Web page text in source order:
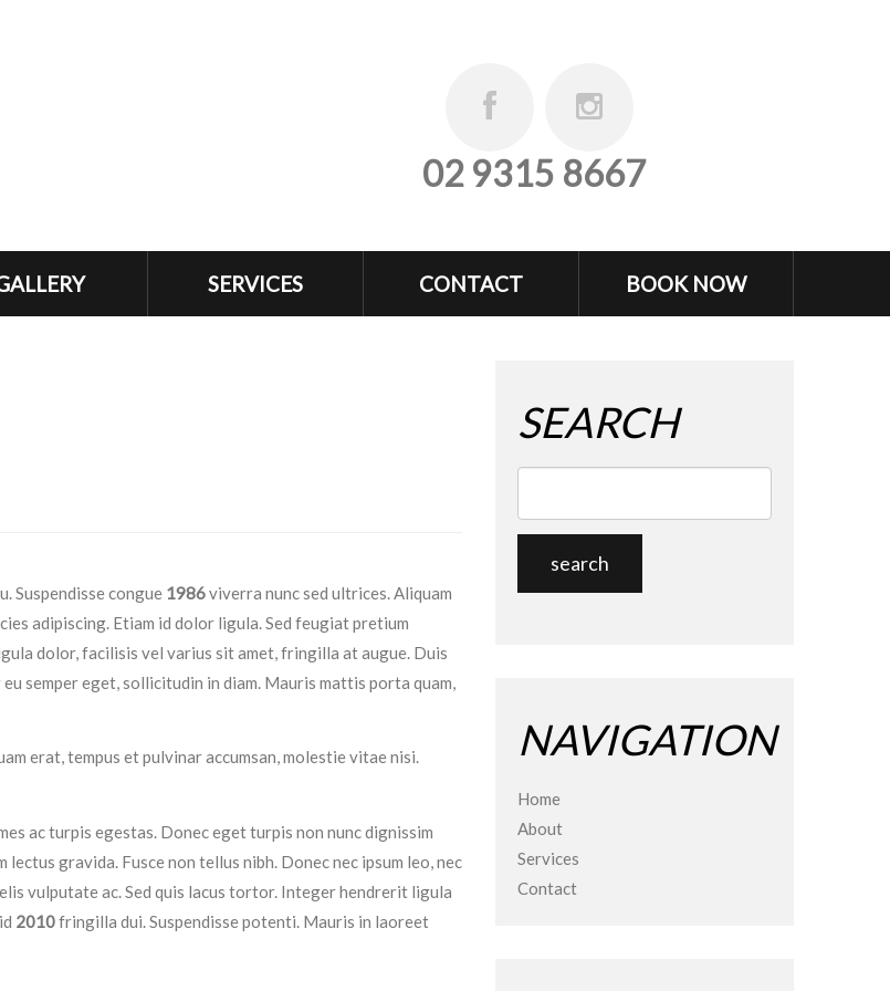
02 9315 8667
SERVICES CONTACT BOOK NOW
Suspendisse congue 1986viverra nunc sed ultrices. Aliquam
adipiscing. Etiam id dolor ligula. Sed feugiat pretium
dolor, facilisis vel varius sit amet, fringilla at augue. Duis
semper eget, sollicitudin in diam. Mauris mattis porta quam,
erat, tempus et pulvinar accumsan, molestie vitae nisi.
ac turpis egestas. Donec eget turpis non nunc dignissim
gravida. Fusce non tellus nibh. Donec nec ipsum leo, nec
vulputate ac. Sed quis lacus tortor. Integer hendrerit ligula
2010fringilla dui. Suspendisse potenti. Mauris in laoreet
SEARCH
NAVIGATION
Home
About
Services
Contact